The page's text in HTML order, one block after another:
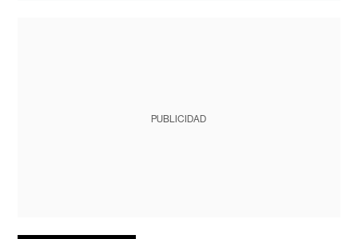
PUBLICIDAD